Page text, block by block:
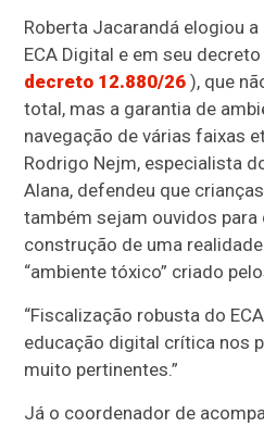
Roberta Jacarandá elogiou
ECA Digital e em seu
decreto 12.880/26 ), que
total, mas a garantia de
navegação de várias faixas
Rodrigo Nejm, especialista
Alana, defendeu que
também sejam ouvidos
construção de uma
“ambiente tóxico” criado
“Fiscalização robusta do
educação digital crítica nos
muito pertinentes.”
Já o coordenador de